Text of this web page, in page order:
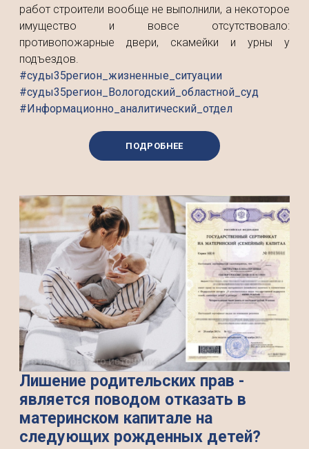
работ строители вообще не выполнили, а некоторое
имущество и вовсе отсутствовало:
противопожарные двери, скамейки и урны у
подъездов.
#суды35регион_жизненные_ситуации
#суды35регион_Вологодский_областной_суд
#Информационно_аналитический_отдел
ПОДРОБНЕЕ
Лишение родительских прав -
является поводом отказать в
материнском капитале на
следующих рожденных детей?